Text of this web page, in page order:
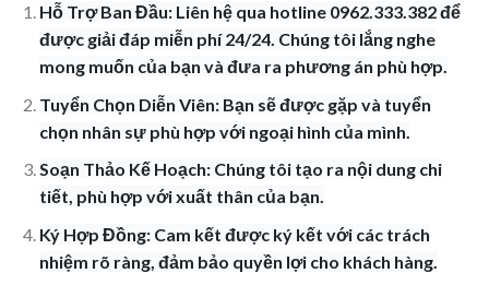
Hỗ Trợ Ban Đầu: Liên hệ qua hotline 0962.333.382 để
được giải đáp miễn phí 24/24. Chúng tôi lắng nghe
mong muốn của bạn và đưa ra phương án phù hợp.
Tuyển Chọn Diễn Viên: Bạn sẽ được gặp và tuyển
chọn nhân sự phù hợp với ngoại hình của mình.
Soạn Thảo Kế Hoạch: Chúng tôi tạo ra nội dung chi
tiết, phù hợp với xuất thân của bạn.
Ký Hợp Đồng: Cam kết được ký kết với các trách
nhiệm rõ ràng, đảm bảo quyền lợi cho khách hàng.